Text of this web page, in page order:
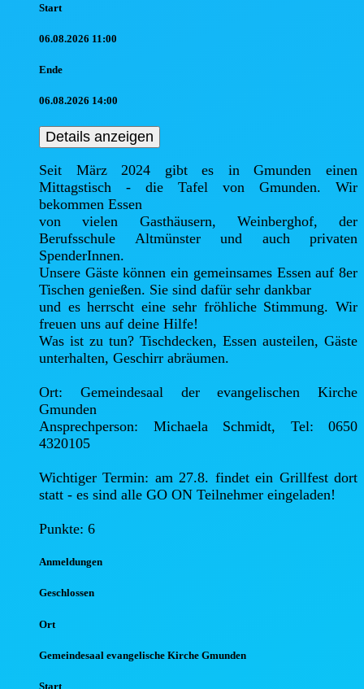
Start
06.08.2026 11:00
Ende
06.08.2026 14:00
Details anzeigen
Seit März 2024 gibt es in Gmunden einen
Mittagstisch - die Tafel von Gmunden. Wir
bekommen Essen
von vielen Gasthäusern, Weinberghof, der
Berufsschule Altmünster und auch privaten
SpenderInnen.
Unsere Gäste können ein gemeinsames Essen auf 8er
Tischen genießen. Sie sind dafür sehr dankbar
und es herrscht eine sehr fröhliche Stimmung. Wir
freuen uns auf deine Hilfe!
Was ist zu tun? Tischdecken, Essen austeilen, Gäste
unterhalten, Geschirr abräumen.
Ort: Gemeindesaal der evangelischen Kirche
Gmunden
Ansprechperson: Michaela Schmidt, Tel: 0650
4320105
Wichtiger Termin: am 27.8. findet ein Grillfest dort
statt - es sind alle GO ON Teilnehmer eingeladen!
Punkte: 6
Anmeldungen
Geschlossen
Ort
Gemeindesaal evangelische Kirche Gmunden
Start